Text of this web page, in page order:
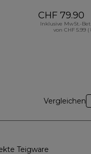
CHF 79.90
Inklusive MwSt.-
von CHF 5.99 (
Vergleichen
Teigware